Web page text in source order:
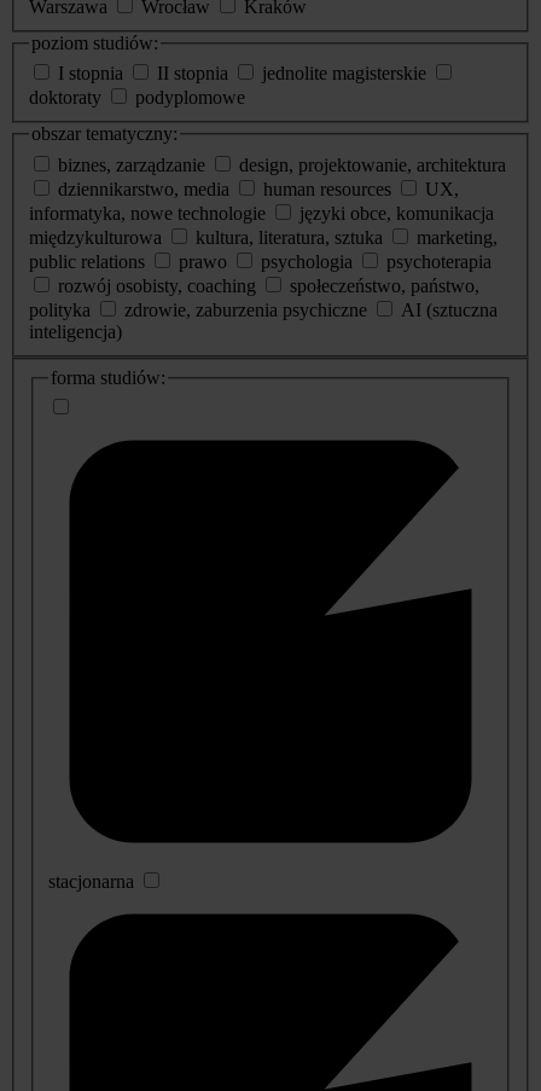
Warszawa
Wrocław
Kraków
poziom studiów:
I stopnia
II stopnia
jednolite magisterskie
doktoraty
podyplomowe
obszar tematyczny:
biznes, zarządzanie
design, projektowanie, architektura
dziennikarstwo, media
human resources
UX,
informatyka, nowe technologie
języki obce, komunikacja
międzykulturowa
kultura, literatura, sztuka
marketing,
public relations
prawo psychologia
psychoterapia
rozwój osobisty, coaching
społeczeństwo, państwo,
polityka
zdrowie, zaburzenia psychiczne
AI (sztuczna
inteligencja)
dodatkowe
informacje
forma studiów:
stacjonarna